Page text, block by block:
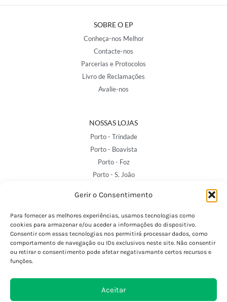
Gerir o Consentimento
Para fornecer as melhores experiências, usamos tecnologias como
cookies para armazenar e/ou aceder a informações do dispositivo.
Consentir com essas tecnologias nos permitirá processar dados, como
comportamento de navegação ou IDs exclusivos neste site. Não consentir
ou retirar o consentimento pode afetar negativamante certos recursos e
funções.
Aceitar
SOBRE O EP
Conheça-nos Melhor
Contacte-nos
Parcerias e Protocolos
Livro de Reclamações
Avalie-nos
NOSSAS LOJAS
Porto - Trindade
Porto - Boavista
Porto - Foz
Porto - S. João
Barcelos
SAIBA MAIS
Política de Privacidade
Perguntas Frequentes